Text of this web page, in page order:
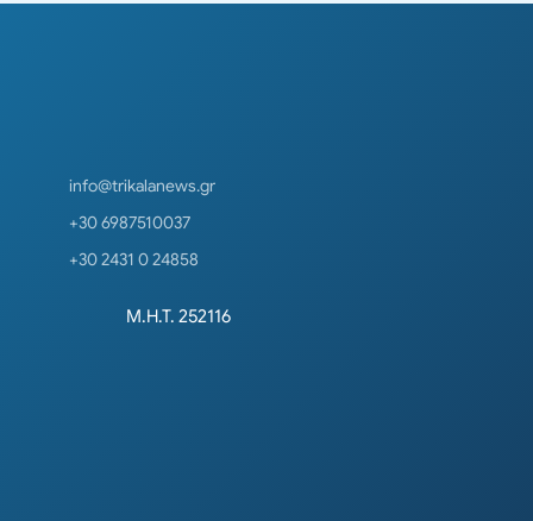
info@trikalanews.gr
+30 6987510037
+30 2431 0 24858
Μ.Η.Τ. 252116